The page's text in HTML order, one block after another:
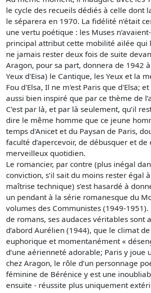
le cycle des recueils dédiés à celle dont
le séparera en 1970. La fidélité n’était
une vertu poétique : les Muses
principal attribut cette mobilité ailée qui
ne jamais rester deux fois de suite
Aragon, pour sa part, donnera de 1942
Yeux d'Eisa) le Cantique, les Yeux et la
Fou d'Elsa, Il ne m'est Paris que d'Elsa;
aussi bien inspiré que par ce thème de
C’est par là, et par là seulement, qu’il
dire le même homme que ce jeune
temps d'Anicet et du Paysan de Paris,
faculté d’apercevoir, de débusquer et
merveilleux quotidien.
Le romancier, par contre (plus inégal
conviction, s’il sait du moins rester égal
maîtrise technique) s’est hasardé à
un pendant à la série romanesque du
volumes des Communistes (1949-
de romans, ses audaces véritables sont
d’abord Aurélien (1944), que le climat
euphorique et momentanément «
d’une aérienneté adorable; Paris y joue
chez Aragon, le rôle d’un personnage
féminine de Bérénice y est une
ensuite - réussite plus uniquement